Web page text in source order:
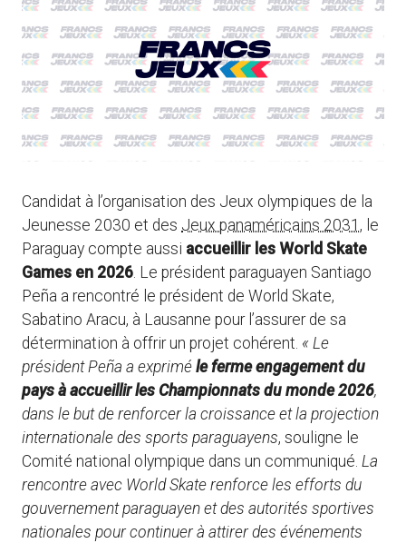
Candidat à l’organisation des Jeux olympiques de la
Jeunesse 2030 et des Jeux panaméricains 2031 , le
Paraguay compte aussi accueillir les World Skate
Games en 2026. Le président paraguayen Santiago
Peña a rencontré le président de World Skate,
Sabatino Aracu, à Lausanne pour l’assurer de sa
détermination à offrir un projet cohérent. « Le
président Peña a exprimé le ferme engagement du
pays à accueillir les Championnats du monde 2026,
dans le but de renforcer la croissance et la projection
internationale des sports paraguayens, souligne le
Comité national olympique dans un communiqué. La
rencontre avec World Skate renforce les efforts du
gouvernement paraguayen et des autorités sportives
nationales pour continuer à attirer des événements